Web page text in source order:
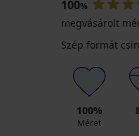
100%
megvásárolt
Szép formát
100%
Méret